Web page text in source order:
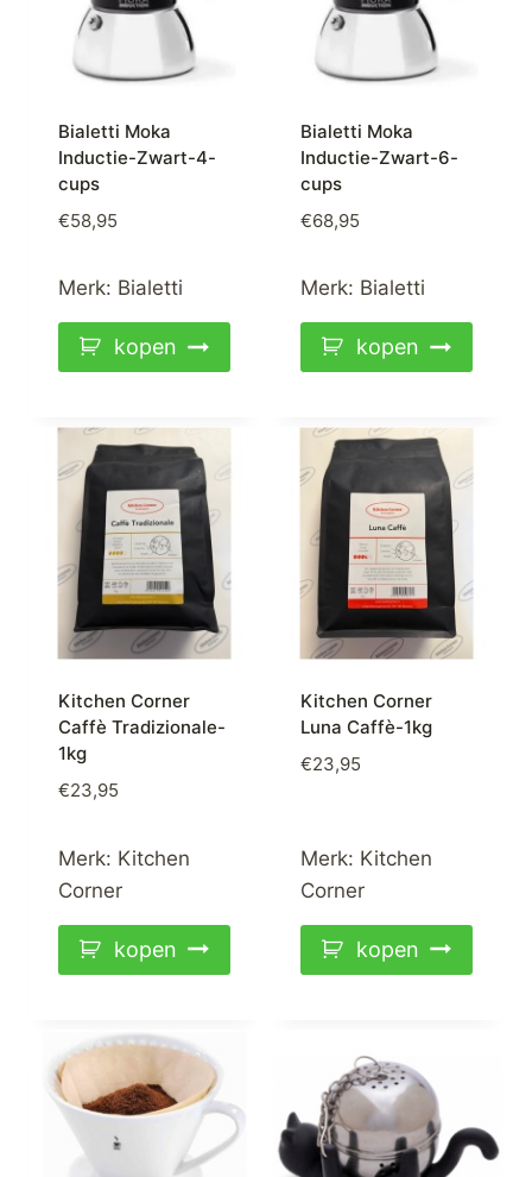
Bialetti Moka
Inductie-Zwart-4-
cups
€58,95
Merk: Bialetti
kopen
Bialetti Moka
Inductie-Zwart-6-
cups
€68,95
Merk: Bialetti
kopen
Kitchen Corner
Caffè Tradizionale-
1kg
€23,95
Merk: Kitchen
Corner
kopen
Kitchen Corner
Luna Caffè-1kg
€23,95
Merk: Kitchen
Corner
kopen